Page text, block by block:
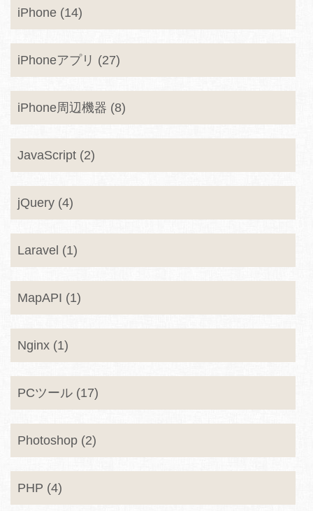
iPhone (14)
iPhoneアプリ (27)
iPhone周辺機器 (8)
JavaScript (2)
jQuery (4)
Laravel (1)
MapAPI (1)
Nginx (1)
PCツール (17)
Photoshop (2)
PHP (4)